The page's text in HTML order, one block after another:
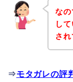
な
し
さ
⇒モタガレの評